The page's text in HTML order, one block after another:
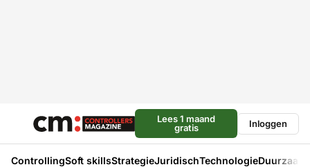
Lees 1 maand
gratis
Inloggen
ControllingSoft skillsStrategieJuridischTechnologie